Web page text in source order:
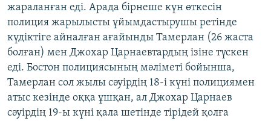
жараланған еді. Арада бірнеше күн өткесін
полиция жарылысты ұйымдастырушы ретінде
күдіктіге айналған ағайынды Тамерлан (26 жаста
болған) мен Джохар Царнаевтардың ізіне түскен
еді. Бостон полициясының мәліметі бойынша,
Тамерлан сол жылы сәуірдің 18-і күні полициямен
атыс кезінде оққа ұшқан, ал Джохар Царнаев
сәуірдің 19-ы күні қала шетінде тірідей қолға